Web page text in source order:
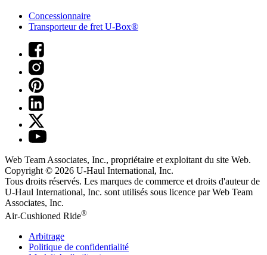
Concessionnaire
Transporteur de fret U-Box®
Web Team Associates, Inc., propriétaire et exploitant du site Web.
Copyright © 2026 U-Haul International, Inc.
Tous droits réservés. Les marques de commerce et droits d'auteur de
U-Haul International, Inc. sont utilisés sous licence par Web Team
Associates, Inc.
Air-Cushioned Ride®
Arbitrage
Politique de confidentialité